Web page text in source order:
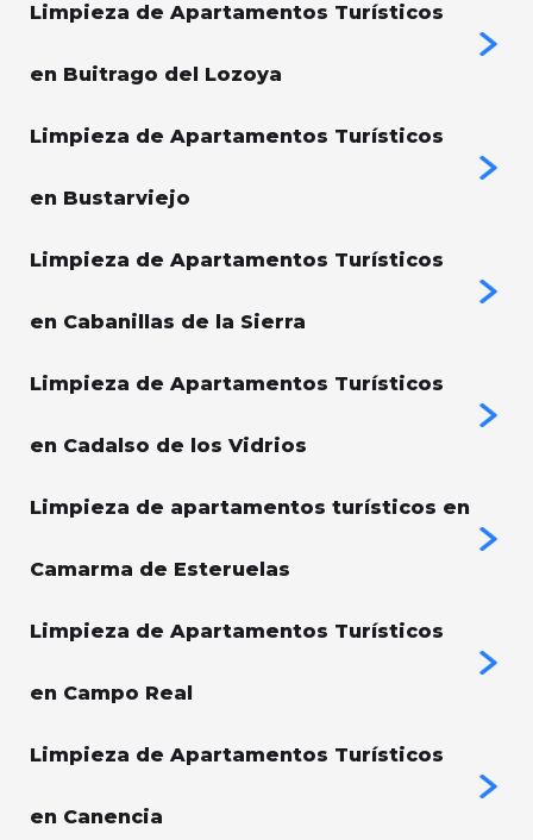
Limpieza de Apartamentos Turísticos
en Buitrago del Lozoya
Limpieza de Apartamentos Turísticos
en Bustarviejo
Limpieza de Apartamentos Turísticos
en Cabanillas de la Sierra
Limpieza de Apartamentos Turísticos
en Cadalso de los Vidrios
Limpieza de apartamentos turísticos en
Camarma de Esteruelas
Limpieza de Apartamentos Turísticos
en Campo Real
Limpieza de Apartamentos Turísticos
en Canencia